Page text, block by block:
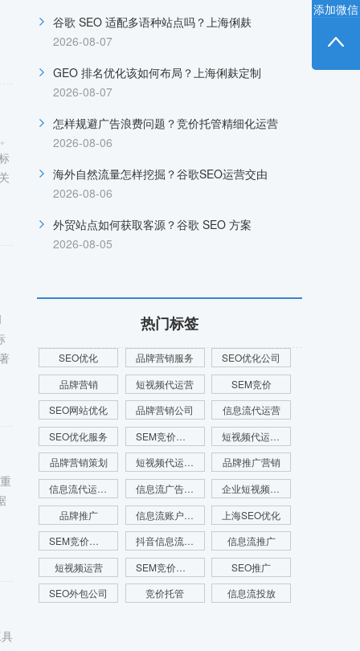
谷歌 SEO 适配多语种站点吗？上海俐麸
2026-08-07
GEO 排名优化该如何布局？上海俐麸定制
2026-08-07
怎样规避广告浪费问题？竞价托管精细化运营
2026-08-06
海外自然流量怎样挖掘？谷歌SEO运营交由
2026-08-06
外贸站点如何获取客源？谷歌 SEO 方案
2026-08-05
热门标签
SEO优化 品牌营销服务
SEO优化公司
品牌营销
短视频代运营
SEM竞价
SEO网站优化
品牌营销公司
信息流代运营
SEO优化服务
SEM竞价托管公司
短视频代运营公司
品牌营销策划
短视频代运营服务
品牌推广营销
信息流代运营公司
信息流广告投放
企业短视频代运营
品牌推广
信息流账户代运营
上海SEO优化
SEM竞价外包
抖音信息流代运营
信息流推广
短视频运营
SEM竞价广告
SEO推广
SEO外包公司
竞价托管 信息流投放
添加微信